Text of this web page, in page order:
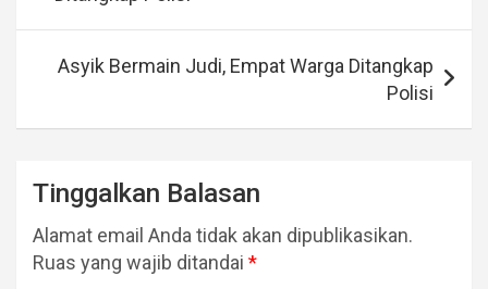
Asyik Bermain Judi, Empat Warga Ditangkap
Polisi
Tinggalkan Balasan
Alamat email Anda tidak akan dipublikasikan.
Ruas yang wajib ditandai *